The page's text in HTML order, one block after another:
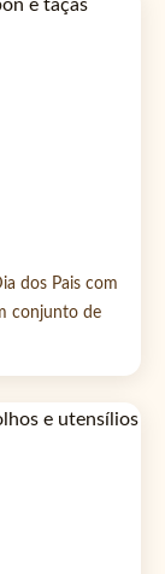
dos Pais com
conjunto de